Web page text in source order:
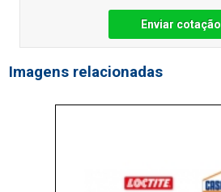
Enviar cotação
Imagens relacionadas